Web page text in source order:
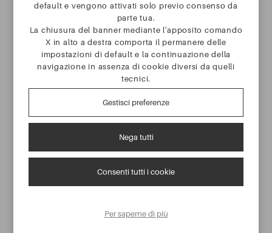
CASE STUDY
AZIENDA
CONTATTI
ASSISTENZA
CONSULENZA GRATUITA
di successo
default e vengono attivati solo previo consenso da
parte tua.
La chiusura del banner mediante l'apposito comando
X in alto a destra comporta il permanere delle
impostazioni di default e la continuazione della
navigazione in assenza di cookie diversi da quelli
tecnici.
Gestisci preferenze
Nega tutti
Consenti tutti i cookie
Per saperne di più